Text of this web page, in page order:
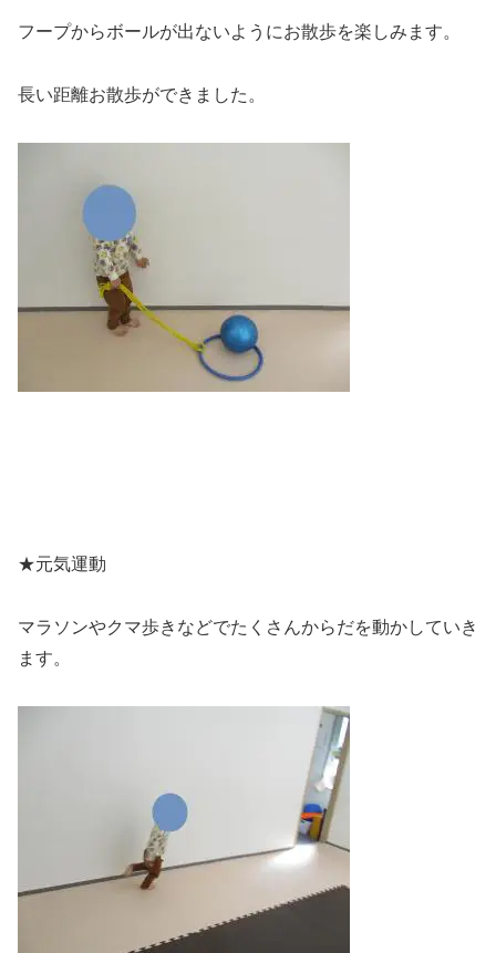
フープからボールが出ないようにお散歩を楽しみます。
長い距離お散歩ができました。
★元気運動
マラソンやクマ歩きなどでたくさんからだを動かしていき
ます。